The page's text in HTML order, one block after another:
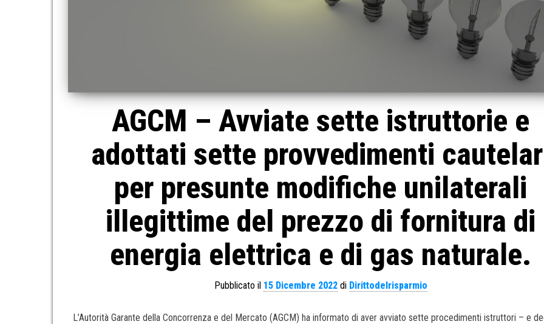
AGCM – Avviate sette istruttorie e
adottati sette provvedimenti
per presunte modifiche unilaterali
illegittime del prezzo di fornitura di
energia elettrica e di gas naturale.
Pubblicato il 15 Dicembre 2022di Dirittodelrisparmio
L’Autorità Garante della Concorrenza e del Mercato (AGCM) ha informato di aver avviato sette procedimenti istruttori – e